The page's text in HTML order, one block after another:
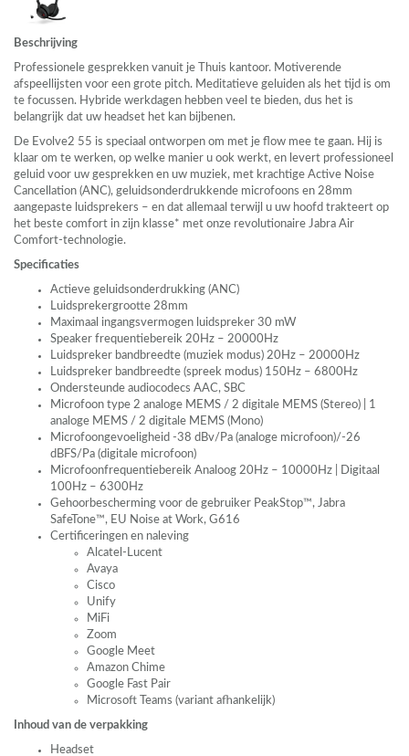
Beschrijving
Professionele gesprekken vanuit je Thuis kantoor. Motiverende
afspeellijsten voor een grote pitch. Meditatieve geluiden als het tijd is om
te focussen. Hybride werkdagen hebben veel te bieden, dus het is
belangrijk dat uw headset het kan bijbenen.
De Evolve2 55 is speciaal ontworpen om met je flow mee te gaan. Hij is
klaar om te werken, op welke manier u ook werkt, en levert professioneel
geluid voor uw gesprekken en uw muziek, met krachtige Active Noise
Cancellation (ANC), geluidsonderdrukkende microfoons en 28mm
aangepaste luidsprekers – en dat allemaal terwijl u uw hoofd trakteert op
het beste comfort in zijn klasse* met onze revolutionaire Jabra Air
Comfort-technologie.
Specificaties
Actieve geluidsonderdrukking (ANC)
Luidsprekergrootte 28mm
Maximaal ingangsvermogen luidspreker 30 mW
Speaker frequentiebereik 20Hz – 20000Hz
Luidspreker bandbreedte (muziek modus) 20Hz – 20000Hz
Luidspreker bandbreedte (spreek modus) 150Hz – 6800Hz
Ondersteunde audiocodecs AAC, SBC
Microfoon type 2 analoge MEMS / 2 digitale MEMS (Stereo) | 1
analoge MEMS / 2 digitale MEMS (Mono)
Microfoongevoeligheid -38 dBv/Pa (analoge microfoon)/-26
dBFS/Pa (digitale microfoon)
Microfoonfrequentiebereik Analoog 20Hz – 10000Hz | Digitaal
100Hz – 6300Hz
Gehoorbescherming voor de gebruiker PeakStop™, Jabra
SafeTone™, EU Noise at Work, G616
Certificeringen en naleving
Alcatel-Lucent
Avaya
Cisco
Unify
MiFi
Zoom
Google Meet
Amazon Chime
Google Fast Pair
Microsoft Teams (variant afhankelijk)
Inhoud van de verpakking
Headset